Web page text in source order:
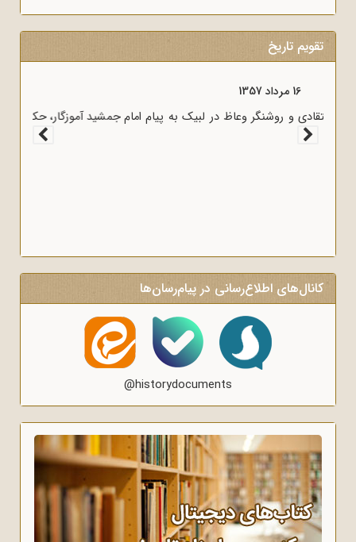
تقویم تاریخ
آغاز سخنرانی‌های انتقادی و روشنگر وعاظ در لبیک به پیام امام
به وعاظ و روحانیون برای روشنگری و آگاه‌سازی در منبرهای ماه
کانال‌های اطلاع‌رسانی در پیام‌رسان‌ها
@historydocuments